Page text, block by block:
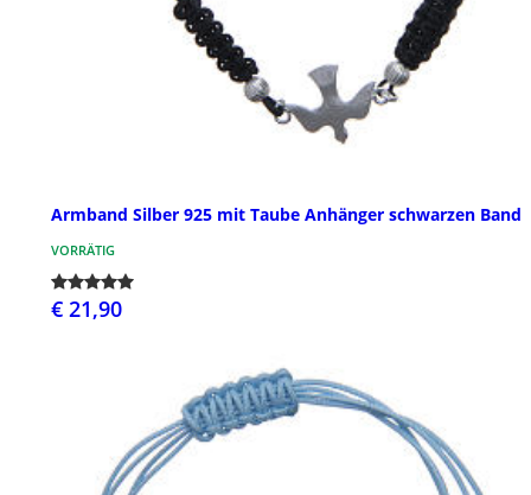
Armband Silber 925 mit Taube Anhänger schwarzen Band
VORRÄTIG
€ 21,90